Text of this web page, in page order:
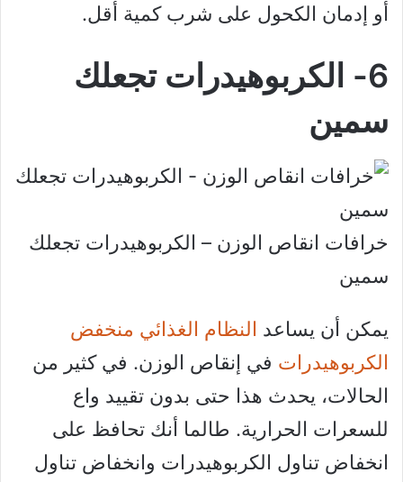
أو إدمان الكحول على شرب كمية أقل.
6- الكربوهيدرات تجعلك
سمين
خرافات انقاص الوزن – الكربوهيدرات تجعلك
سمين
يمكن أن يساعد النظام الغذائي منخفض
الكربوهيدرات في إنقاص الوزن. في كثير من
الحالات، يحدث هذا حتى بدون تقييد واع
للسعرات الحرارية. طالما أنك تحافظ على
انخفاض تناول الكربوهيدرات وانخفاض تناول